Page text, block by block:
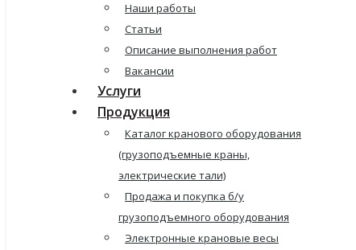
Наши работы
Статьи
Описание выполнения работ
Вакансии
Услуги
Продукция
Каталог кранового оборудования
(грузоподъемные краны,
электрические тали)
Продажа и покупка б/у
грузоподъемного оборудования
Электронные крановые весы